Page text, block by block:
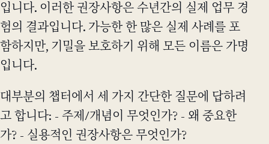
입니다. 이러한 권장사항은 수년간의 실제 업무 경
험의 결과입니다. 가능한 한 많은 실제 사례를 포
함하지만, 기밀을 보호하기 위해 모든 이름은 가명
입니다.
대부분의 챕터에서 세 가지 간단한 질문에 답하려
고 합니다: - 주제/개념이 무엇인가? - 왜 중요한
가? - 실용적인 권장사항은 무엇인가?